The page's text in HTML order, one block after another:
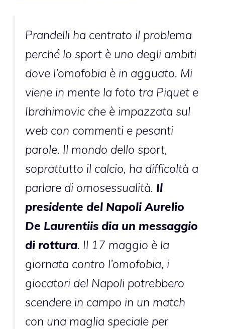
Prandelli ha centrato il problema
perché lo sport è uno degli ambiti
dove l’omofobia è in agguato. Mi
viene in mente la foto tra Piquet e
Ibrahimovic che è impazzata sul
web con commenti e pesanti
parole. Il mondo dello sport,
soprattutto il calcio, ha difficoltà a
parlare di omosessualità. Il
presidente del Napoli Aurelio
De Laurentiis dia un messaggio
di rottura. Il 17 maggio è la
giornata contro l’omofobia, i
giocatori del Napoli potrebbero
scendere in campo in un match
con una maglia speciale per